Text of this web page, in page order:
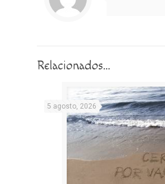
Relacionados...
5 agosto, 2026